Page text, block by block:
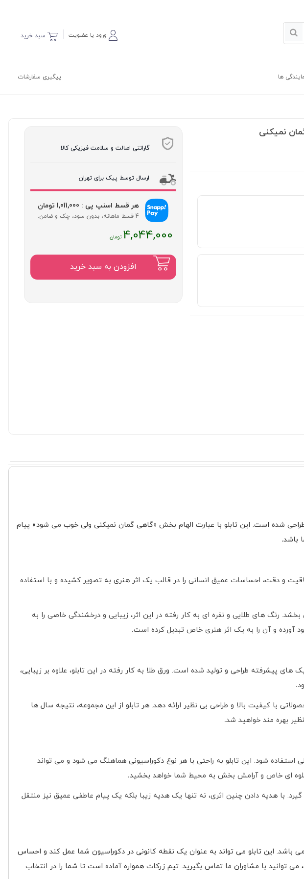
سبد خرید ورود یا عضویت
پیگیری سفارشات ها
نمیکنی
گارانتی اصالت و سلامت فیزیکی کالا
ارسال توسط پیک برای تهران
هر قسط اسنپ پی : 1,011,000 تومان
4 قسط ماهانه، بدون سود، چک و ضامن.
4,044,000
افزودن به سبد خرید
شده است. این تابلو با عبارت الهام بخش «گاهی گمان نمیکنی ولی خوب می شود» پیام
باشد.
و دقت، احساسات عمیق انسانی را در قالب یک اثر هنری به تصویر کشیده و با استفاده
رنگ های طلایی و نقره ای به کار رفته در این اثر، زیبایی و درخشندگی خاصی را به
آورده و آن را به یک اثر هنری خاص تبدیل کرده است.
های پیشرفته طراحی و تولید شده است. ورق طلا به کار رفته در این تابلو، علاوه بر زیبایی،
.
با کیفیت بالا و طراحی بی نظیر ارائه دهد. هر تابلو از این مجموعه، نتیجه سال ها
بهره مند خواهید شد.
استفاده شود. این تابلو به راحتی با هر نوع دکوراسیونی هماهنگ می شود و می تواند
جلوه ای خاص و آرامش بخش به محیط شما خواهد بخشید.
با هدیه دادن چنین اثری، نه تنها یک هدیه زیبا بلکه یک پیام عاطفی عمیق نیز منتقل
باشد. این تابلو می تواند به عنوان یک نقطه کانونی در دکوراسیون شما عمل کند و احساس
توانید با مشاوران ما تماس بگیرید. تیم زرکات همواره آماده است تا شما را در انتخاب